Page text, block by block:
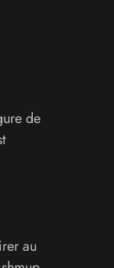
de
au